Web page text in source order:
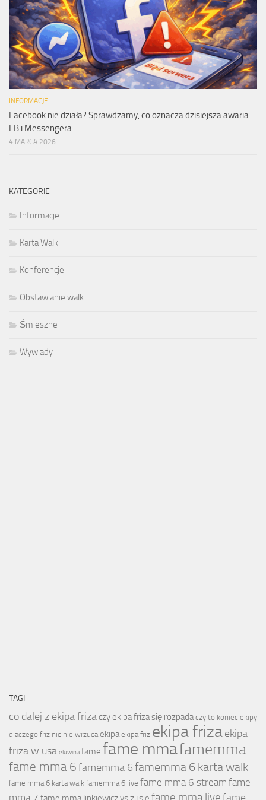
INFORMACJE
Facebook nie działa? Sprawdzamy, co oznacza dzisiejsza awaria
FB i Messengera
4 MARCA 2026
KATEGORIE
Informacje
Karta Walk
Konferencje
Obstawianie walk
Śmieszne
Wywiady
TAGI
co dalej z ekipa friza czy ekipa friza się rozpada czy to koniec ekipy
dlaczego friz nic nie wrzuca ekipa ekipa friz ekipa frizaekipa
friza w usa eluwina fame fame mmafamemma
fame mma 6famemma 6famemma 6 karta walk
fame mma 6 karta walk famemma 6 live fame mma 6 stream fame